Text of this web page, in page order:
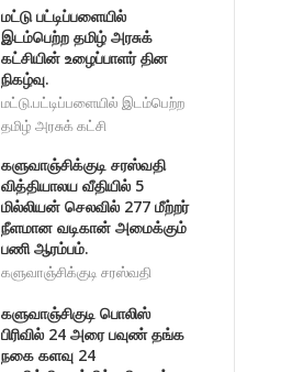
மட்டு பட்டிப்பளையில்
இடம்பெற்ற தமிழ் அரசுக்
கட்சியின் உழைப்பாளர் தின
நிகழ்வு.
மட்டு.பட்டிப்பளையில் இடம்பெற்ற
தமிழ் அரசுக் கட்சி
களுவாஞ்சிக்குடி சரஸ்வதி
வித்தியாலய வீதியில் 5
மில்லியன் செலவில் 277 மீற்றர்
நீளமான வடிகான் அமைக்கும்
பணி ஆரம்பம்.
களுவாஞ்சிக்குடி சரஸ்வதி
களுவாஞ்சிகுடி பொலிஸ்
பிரிவில் 24 அரை பவுண் தங்க
நகை களவு 24